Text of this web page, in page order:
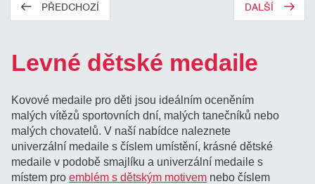
PŘEDCHOZÍ DALŠÍ
Levné dětské medaile
Kovové medaile pro děti jsou ideálním oceněním
malých vítězů sportovních dní, malých tanečníků nebo
malých chovatelů. V naší nabídce naleznete
univerzální medaile s číslem umístění, krásné dětské
medaile v podobě smajlíku a univerzální medaile s
místem proemblém s dětským motivem nebo číslem